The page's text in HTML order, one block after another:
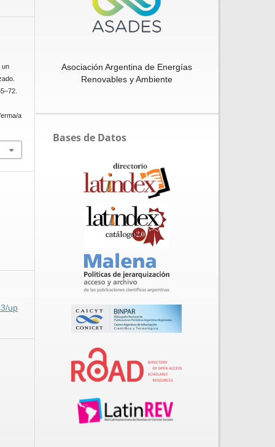
un
a
up
Asociación Argentina de Energías
Renovables y Ambiente
Bases de Datos